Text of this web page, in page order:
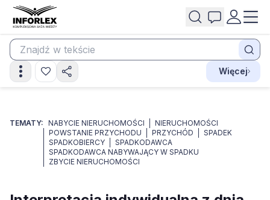
Więcej
TEMATY: NABYCIE NIERUCHOMOŚCI
NIERUCHOMOŚCI
POWSTANIE PRZYCHODU
PRZYCHÓD
SPADEK
SPADKOBIERCY
SPADKODAWCA
SPADKODAWCA NABYWAJĄCY W SPADKU
ZBYCIE NIERUCHOMOŚCI